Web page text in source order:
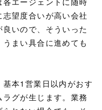
望度合いが高い会社
いので、そういった
まい具合に進めても
本1営業日以内がおす
グが生じます。業務